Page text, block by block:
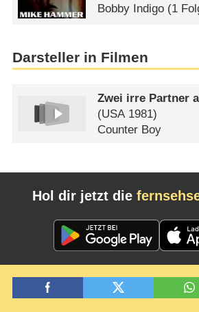
Bobby Indigo (1
Darsteller in Filmen
Zwei irre Partner
(USA 1981)
Counter Boy
Hol dir jetzt die